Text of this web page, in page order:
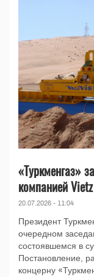
«Туркменгаз»
компанией
20.07.2026 - 11:04
Президент
очередном
состоявшемся в
Постановление,
концерну